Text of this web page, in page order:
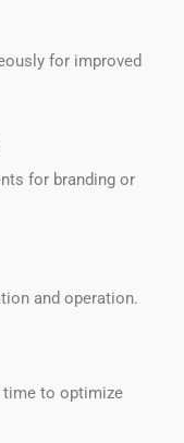
for improved
for branding or
and operation.
time to optimize